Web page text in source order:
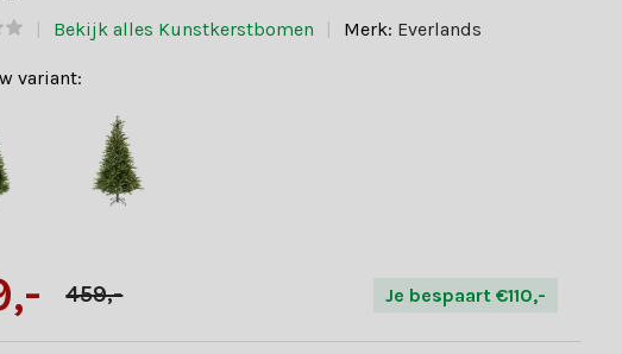
Bekijk alles Kunstkerstbomen Merk: Everlands
variant:
459,- Je bespaart €110,-